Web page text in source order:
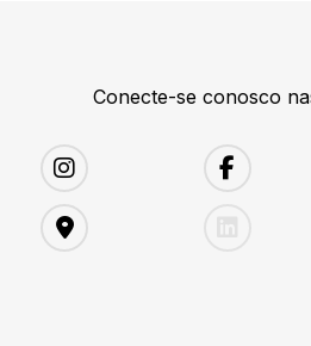
Conecte-se conosco